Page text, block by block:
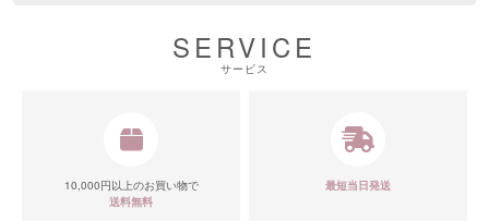
SERVICE
サービス
10,000円以上のお買い物で
送料無料
最短当日発送